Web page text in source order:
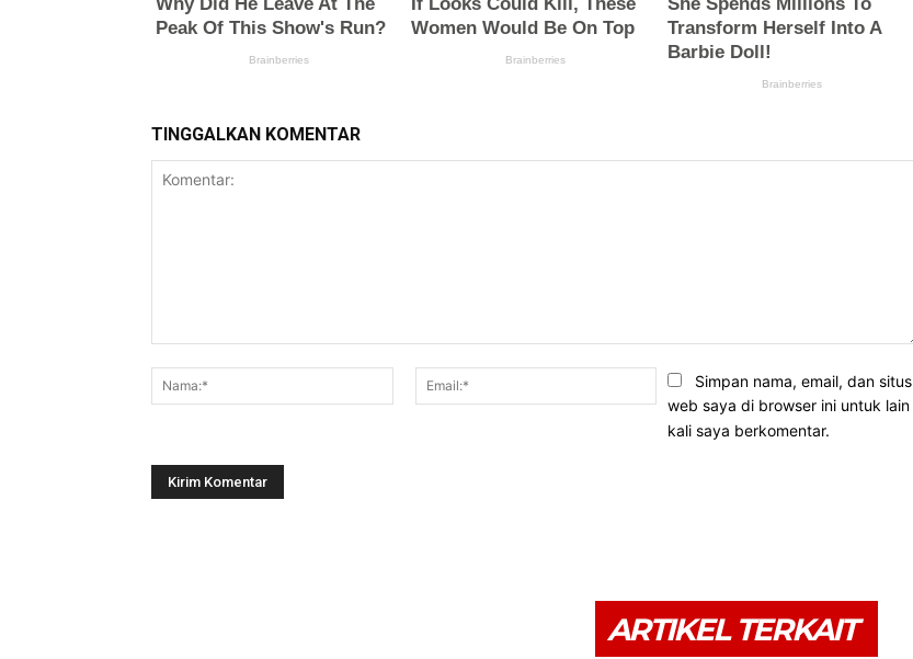
TINGGALKAN KOMENTAR
Nama:*
Email:*Simpan nama, email, dan situs
web saya di browser ini untuk lain
kali saya berkomentar.
ARTIKEL TERKAIT